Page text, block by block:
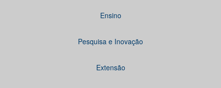
Ensino
Pesquisa e Inovação
Extensão